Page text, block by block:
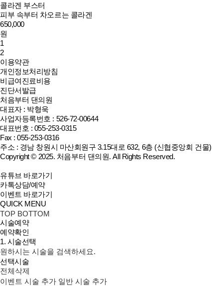
콜라겐 부스터
피부 속부터 차오르는 콜라겐
650,000
원
1
2
이용약관
개인정보처리방침
비급여진료비용
진단서발급
처음부터 댄의원
대표자 : 박형욱
사업자등록번호 : 526-72-00644
대표번호 : 055-253-0315
Fax : 055-253-0316
주소 : 경남 창원시 마산회원구 3.15대로 632, 6층 (신협중앙회 건물)
Copyright © 2025. 처음부터 댄의원. All Rights Reserved.
유튜브 바로가기
카톡상담/예약
이벤트 바로가기
QUICK MENU
TOP BOTTOM
시술예약
예약확인
1. 시술선택
원하시는 시술을 검색하세요.
선택시술
전체삭제
이벤트 시술 추가 일반 시술 추가